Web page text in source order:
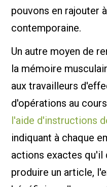
pouvons en rajouter
contemporaine.
Un autre moyen de
la mémoire
aux travailleurs
d'opérations au
l'aide d'instructions
indiquant à chaque
actions exactes
produire un article,